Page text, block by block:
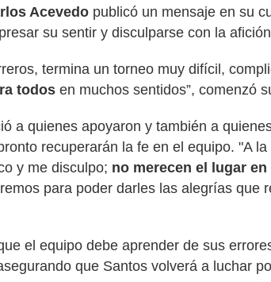
Acevedo publicó un mensaje en su
su sentir y disculparse con la
termina un torneo muy difícil,
todos en muchos sentidos”, comenzó
a quienes apoyaron y también a
recuperarán la fe en el equipo. "A la
y me disculpo; no merecen el lugar en
para poder darles las alegrías que
el equipo debe aprender de sus
que Santos volverá a luchar